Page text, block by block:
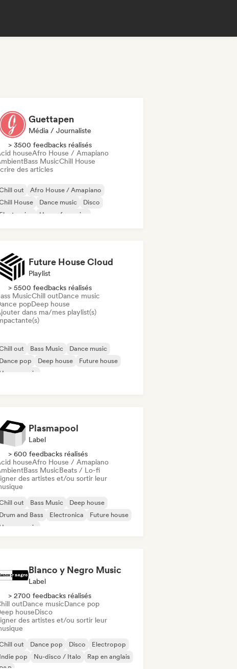
Guettapen
Média / Journaliste
> 3500 feedbacks réalisés
houseAfro House / Amapiano
Bass MusicChill House
des articles
out
Afro House / Amapiano
House
Dance music
Disco
Electronica
House française
Future House Cloud
Playlist
> 5500 feedbacks réalisés
MusicChill outDance music
popDeep house
dans ma/mes playlist(s)
out Bass Music
Dance music
Dance pop
Deep house
Future house
House music
Plasmapool
Label
> 600 feedbacks réalisés
houseAfro House / Amapiano
Bass MusicBeats / Lo-fi
des artistes et/ou sortir leur
out Bass Music
Deep house
Drum and Bass
Electronica
Future house
House music
Blanco y Negro Music
Label
> 2700 feedbacks réalisés
outDance musicDance pop
houseDisco
des artistes et/ou sortir leur
out Dance pop Disco
Electropop
Indie pop
Nu-disco / Italo
Rap en anglais